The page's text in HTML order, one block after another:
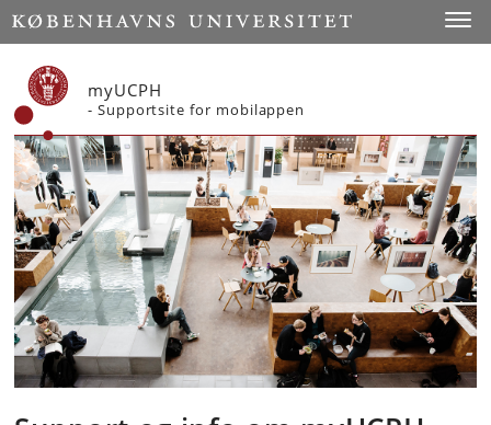
Start
myUCPH
- Supportsite for mobilappen